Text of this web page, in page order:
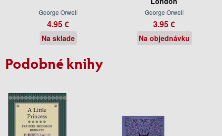
George Orwell
4.95 €
Na sklade
George Orwell
3.95 €
Na objednávku
Podobné knihy